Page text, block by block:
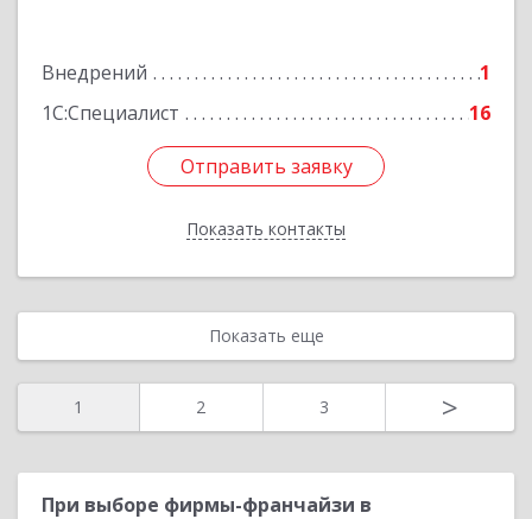
Внедрений
1
1С:Специалист
16
Отправить заявку
Показать контакты
Подробнее
Отправить заявку
Назад
Показать еще
1 2 3 >
При выборе фирмы-франчайзи в